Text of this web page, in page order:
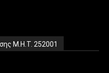
Μ.Η.Τ. 252001